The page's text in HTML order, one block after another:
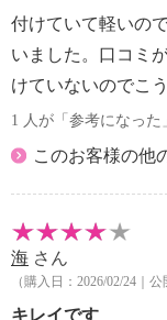
付けていて軽いの
いました。口コミ
けていないのでこ
1 人が「参考になった
このお客様の他
海 さん
（購入日：2026/02/24｜公
キレイです